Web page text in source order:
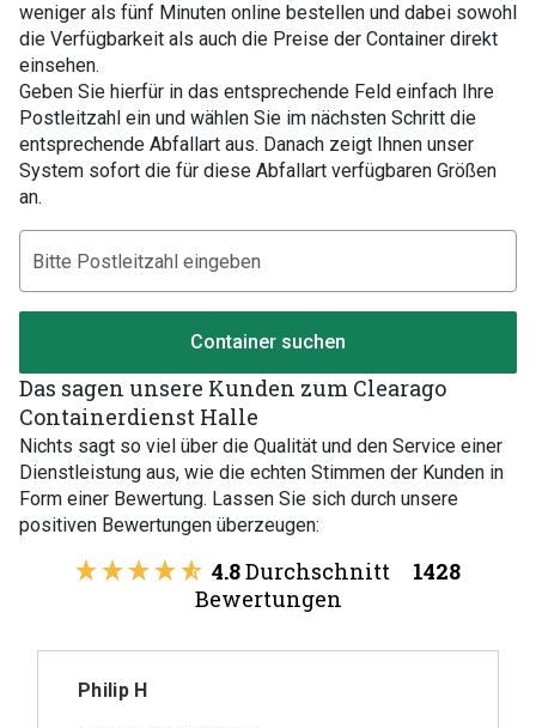
weniger als fünf Minuten online bestellen und dabei sowohl
die Verfügbarkeit als auch die Preise der Container direkt
einsehen.
Geben Sie hierfür in das entsprechende Feld einfach Ihre
Postleitzahl ein und wählen Sie im nächsten Schritt die
entsprechende Abfallart aus. Danach zeigt Ihnen unser
System sofort die für diese Abfallart verfügbaren Größen
an.
Container suchen
Das sagen unsere Kunden zum Clearago
Containerdienst Halle
Nichts sagt so viel über die Qualität und den Service einer
Dienstleistung aus, wie die echten Stimmen der Kunden in
Form einer Bewertung. Lassen Sie sich durch unsere
positiven Bewertungen überzeugen:
4.8Durchschnitt
1428
Bewertungen
Philip H